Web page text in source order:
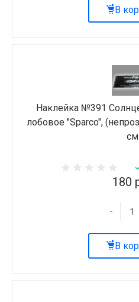
В
Наклейка №391
лобовое "Sparco",
см
180
-
В